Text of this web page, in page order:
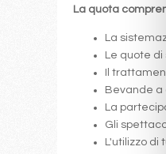
La quota
La
Le quote di
Il
Bevande a
La
Gli
L'utilizzo